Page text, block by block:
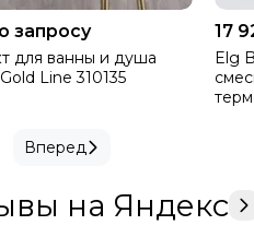
запросу
для ванны и душа
Line 310135
17
Elg
Вперед
на Яндекс